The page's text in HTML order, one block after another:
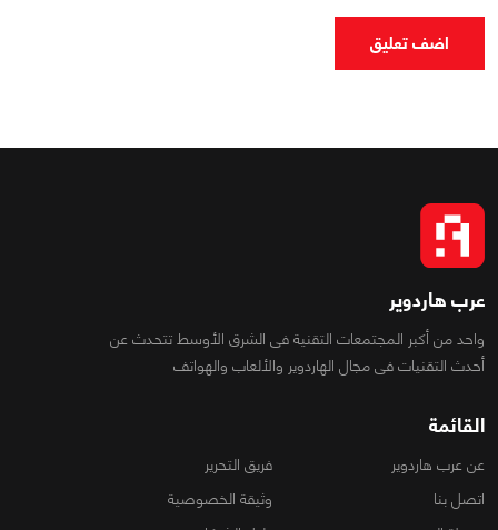
اضف تعليق
عرب هاردوير
واحد من أكبر المجتمعات التقنية فى الشرق الأوسط تتحدث عن
أحدث التقنيات فى مجال الهاردوير والألعاب والهواتف
القائمة
عن عرب هاردوير
فريق التحرير
اتصل بنا
وثيقة الخصوصية